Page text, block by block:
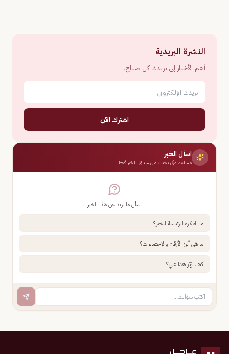
النشرة البريدية
أهم الأخبار إلى بريدك كل صباح.
اشترك الآن
اسأل الخبر
مساعد ذكي يجيب من سياق الخبر فقط
اسأل ما تريد عن هذا الخبر
ما الفكرة الرئيسية للخبر؟
ما هي أبرز الأرقام والإحصاءات؟
كيف يؤثر هذا علي؟